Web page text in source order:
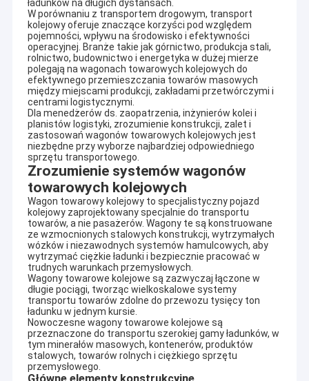
ładunków na długich dystansach.
W porównaniu z transportem drogowym, transport
kolejowy oferuje znaczące korzyści pod względem
pojemności, wpływu na środowisko i efektywności
operacyjnej. Branże takie jak górnictwo, produkcja stali,
rolnictwo, budownictwo i energetyka w dużej mierze
polegają na wagonach towarowych kolejowych do
efektywnego przemieszczania towarów masowych
między miejscami produkcji, zakładami przetwórczymi i
centrami logistycznymi.
Dla menedżerów ds. zaopatrzenia, inżynierów kolei i
planistów logistyki, zrozumienie konstrukcji, zalet i
zastosowań wagonów towarowych kolejowych jest
niezbędne przy wyborze najbardziej odpowiedniego
sprzętu transportowego.
Zrozumienie systemów wagonów
towarowych kolejowych
Wagon towarowy kolejowy to specjalistyczny pojazd
kolejowy zaprojektowany specjalnie do transportu
towarów, a nie pasażerów. Wagony te są konstruowane
ze wzmocnionych stalowych konstrukcji, wytrzymałych
wózków i niezawodnych systemów hamulcowych, aby
wytrzymać ciężkie ładunki i bezpiecznie pracować w
trudnych warunkach przemysłowych.
Wagony towarowe kolejowe są zazwyczaj łączone w
długie pociągi, tworząc wielkoskalowe systemy
transportu towarów zdolne do przewozu tysięcy ton
ładunku w jednym kursie.
Nowoczesne wagony towarowe kolejowe są
przeznaczone do transportu szerokiej gamy ładunków, w
tym minerałów masowych, kontenerów, produktów
stalowych, towarów rolnych i ciężkiego sprzętu
przemysłowego.
Główne elementy konstrukcyjne